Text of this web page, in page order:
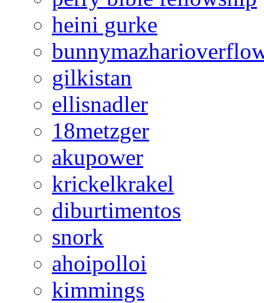
heini gurke
gilkistan
ellisnadler
18metzger
akupower
krickelkrakel
diburtimentos
snork
ahoipolloi
kimmings